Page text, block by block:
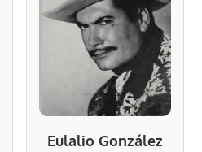
Eulalio González